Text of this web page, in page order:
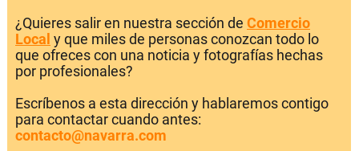
¿Quieres salir en nuestra sección de Comercio
Local y que miles de personas conozcan todo lo
que ofreces con una noticia y fotografías hechas
por profesionales?
Escríbenos a esta dirección y hablaremos contigo
para contactar cuando antes:
contacto@navarra.com